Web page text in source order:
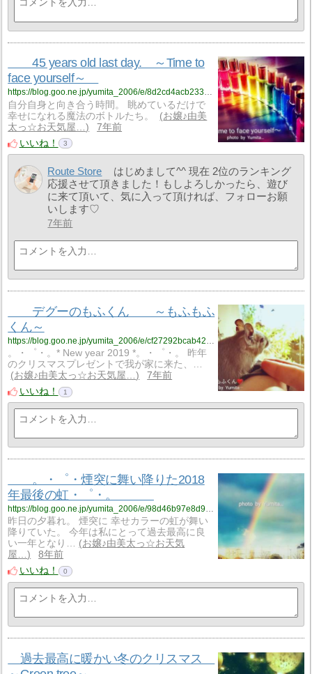
45 years old last day. ～Time to
face yourself～
https://blog.goo.ne.jp/yumita_2006/e/8d2cd4acb2334dd069540c7765bb7da9?fm=rss
自分自身と向き合う時間。 眺めているだけで
幸せになれる魔法のボトルたち。
お嬢♪由美
太っ☆お天気屋…
7年前
いいね！
3
Route Store
はじめまして^^ 現在 2位のランキング
応援させて頂きました！もしよろしかったら、遊び
に来て頂いて、気に入って頂ければ、フォローお願
いします♡
7年前
デグーのもふくん ～もふもふ
くん～
https://blog.goo.ne.jp/yumita_2006/e/cf27292bcab42c554ae2330e81ad80a8?fm=rss
。・゜・。* New year 2019 *。・゜・。 昨年
のクリスマスプレゼントで我が家に来た、…
お嬢♪由美太っ☆お天気屋…
7年前
いいね！
1
。・゜・煙突に舞い降りた2018
年最後の虹・゜・。
https://blog.goo.ne.jp/yumita_2006/e/98d46b97e8d9a2f46d2f42f8725d7a7e?fm=rss
昨日の夕暮れ。 煙突に 幸せカラーの虹が舞い
降りていた。 今年は私にとって過去最高に良
い一年となり…
お嬢♪由美太っ☆お天気
屋…
8年前
いいね！
0
過去最高に暖かい冬のクリスマス